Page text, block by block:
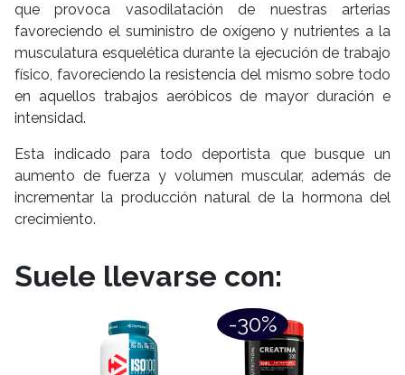
que provoca vasodilatación de nuestras arterias
favoreciendo el suministro de oxígeno y nutrientes a la
musculatura esquelética durante la ejecución de trabajo
físico, favoreciendo la resistencia del mismo sobre todo
en aquellos trabajos aeróbicos de mayor duración e
intensidad.
Esta indicado para todo deportista que busque un
aumento de fuerza y volumen muscular, además de
incrementar la producción natural de la hormona del
crecimiento.
Suele llevarse con:
-30%